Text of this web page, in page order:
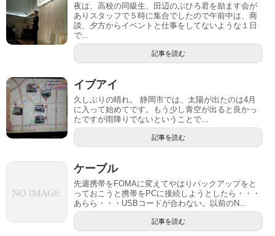
夜は、高校の同級生、田辺のぶひろ君を励ます会が
ありスタッフで５時に集合でしたので午前中は、商
談、夕方からイベントと仕事をしてないような１日
で...
記事を読む
イブアイ
久しぶりの晴れ。 静岡市では、太陽が出たのは4月
に入って始めてです。もう少し青空が出ると良かっ
たですが雨降りでないということで...
記事を読む
ケーブル
先週携帯をFOMAに変えてやはりバックアップをと
っておこうと携帯をPCに接続しようとしたら・・・
あらら・・・USBコードが合わない。以前のN...
記事を読む